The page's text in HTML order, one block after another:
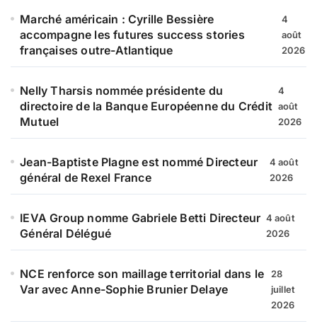
Marché américain : Cyrille Bessière
accompagne les futures success stories
françaises outre-Atlantique
4
août
2026
Nelly Tharsis nommée présidente du
directoire de la Banque Européenne du Crédit
Mutuel
4
août
2026
Jean-Baptiste Plagne est nommé Directeur
général de Rexel France
4 août
2026
IEVA Group nomme Gabriele Betti Directeur
Général Délégué
4 août
2026
NCE renforce son maillage territorial dans le
Var avec Anne-Sophie Brunier Delaye
28
juillet
2026